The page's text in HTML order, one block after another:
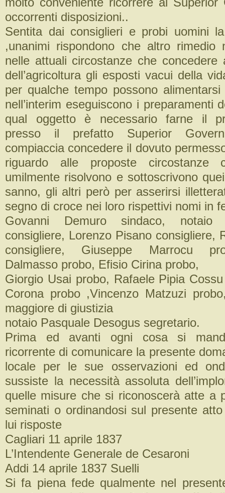
occorrenti disposizioni..
Sentita dai consiglieri e probi uomini
,unanimi rispondono che altro rimedio
nelle attuali circostanze che concedere
dell’agricoltura gli esposti vacui della
per qualche tempo possono
nell’interim eseguiscono i preparamenti
qual oggetto è necessario farne il
presso il prefatto Superior
compiaccia concedere il dovuto
riguardo alle proposte circostanze
umilmente risolvono e sottoscrivono
sanno, gli altri però per asserirsi
segno di croce nei loro rispettivi nomi in
Govanni Demuro sindaco, notaio
consigliere, Lorenzo Pisano consigliere,
consigliere, Giuseppe Marrocu
Dalmasso probo, Efisio Cirina probo,
Giorgio Usai probo, Rafaele Pipia
Corona probo ,Vincenzo Matzuzi
maggiore di giustizia
notaio Pasquale Desogus segretario.
Prima ed avanti ogni cosa si
ricorrente di comunicare la presente
locale per le sue osservazioni ed
sussiste la necessità assoluta
quelle misure che si riconoscerà atte a
seminati o ordinandosi sul presente
lui risposte
Cagliari 11 aprile 1837
L’Intendente Generale de Cesaroni
Addi 14 aprile 1837 Suelli
Si fa piena fede qualmente nel